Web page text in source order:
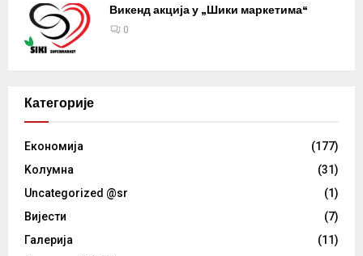
Викенд акција у „Шики маркетима“
0
Категорије
Eкономија
(177)
Kолумнa
(31)
Uncategorized @sr
(1)
Вијести
(7)
Галерија
(11)